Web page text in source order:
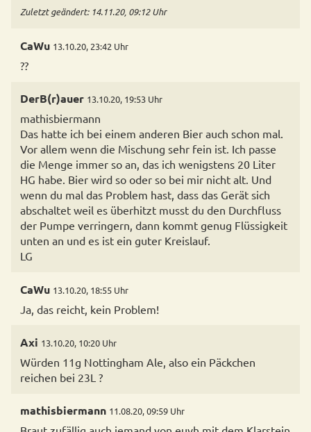
Zuletzt geändert: 14.11.20, 09:12 Uhr
CaWu 13.10.20, 23:42 Uhr
??
DerB(r)auer 13.10.20, 19:53 Uhr
mathisbiermann
Das hatte ich bei einem anderen Bier auch schon mal.
Vor allem wenn die Mischung sehr fein ist. Ich passe
die Menge immer so an, das ich wenigstens 20 Liter
HG habe. Bier wird so oder so bei mir nicht alt. Und
wenn du mal das Problem hast, dass das Gerät sich
abschaltet weil es überhitzt musst du den Durchfluss
der Pumpe verringern, dann kommt genug Flüssigkeit
unten an und es ist ein guter Kreislauf.
LG
CaWu 13.10.20, 18:55 Uhr
Ja, das reicht, kein Problem!
Axi 13.10.20, 10:20 Uhr
Würden 11g Nottingham Ale, also ein Päckchen
reichen bei 23L ?
mathisbiermann 11.08.20, 09:59 Uhr